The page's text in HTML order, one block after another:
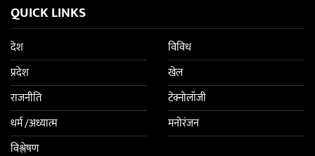
QUICK LINKS
देश
प्रदेश
राजनीति
धर्म /अध्यात्म
विश्लेषण
विविध
खेल
टेक्नोलॉजी
मनोरंजन